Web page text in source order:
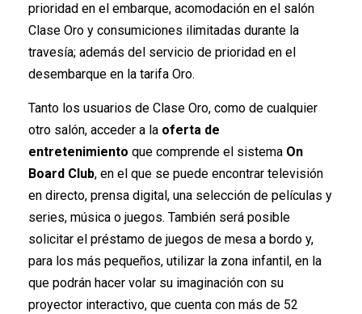
prioridad en el embarque, acomodación en el salón
Clase Oro y consumiciones ilimitadas durante la
travesía; además del servicio de prioridad en el
desembarque en la tarifa Oro.
Tanto los usuarios de Clase Oro, como de cualquier
otro salón, acceder a la oferta de
entretenimiento que comprende el sistema On
Board Club, en el que se puede encontrar televisión
en directo, prensa digital, una selección de películas y
series, música o juegos. También será posible
solicitar el préstamo de juegos de mesa a bordo y,
para los más pequeños, utilizar la zona infantil, en la
que podrán hacer volar su imaginación con su
proyector interactivo, que cuenta con más de 52